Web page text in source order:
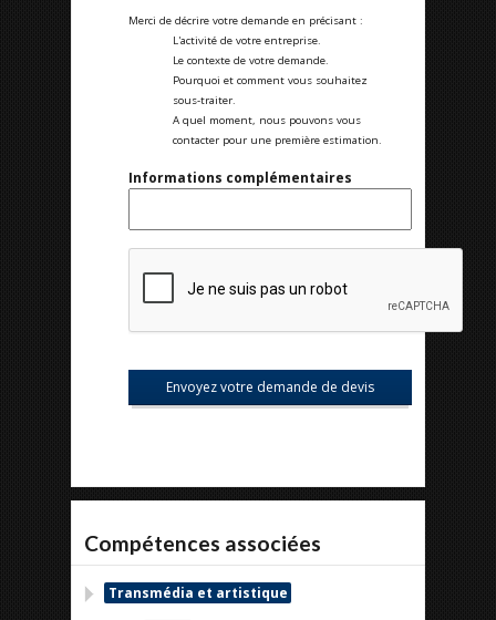
Merci de décrire votre demande en précisant :
L'activité de votre entreprise.
Le contexte de votre demande.
Pourquoi et comment vous souhaitez
sous-traiter.
A quel moment, nous pouvons vous
contacter pour une première estimation.
Informations complémentaires
Compétences associées
Transmédia et artistique